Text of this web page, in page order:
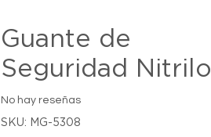
Guante de
Seguridad Nitrilo
No hay reseñas
SKU: MG-5308